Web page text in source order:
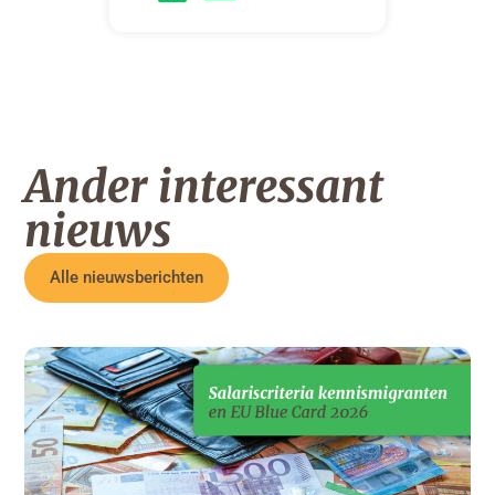
Ander interessant
nieuws
Alle nieuwsberichten